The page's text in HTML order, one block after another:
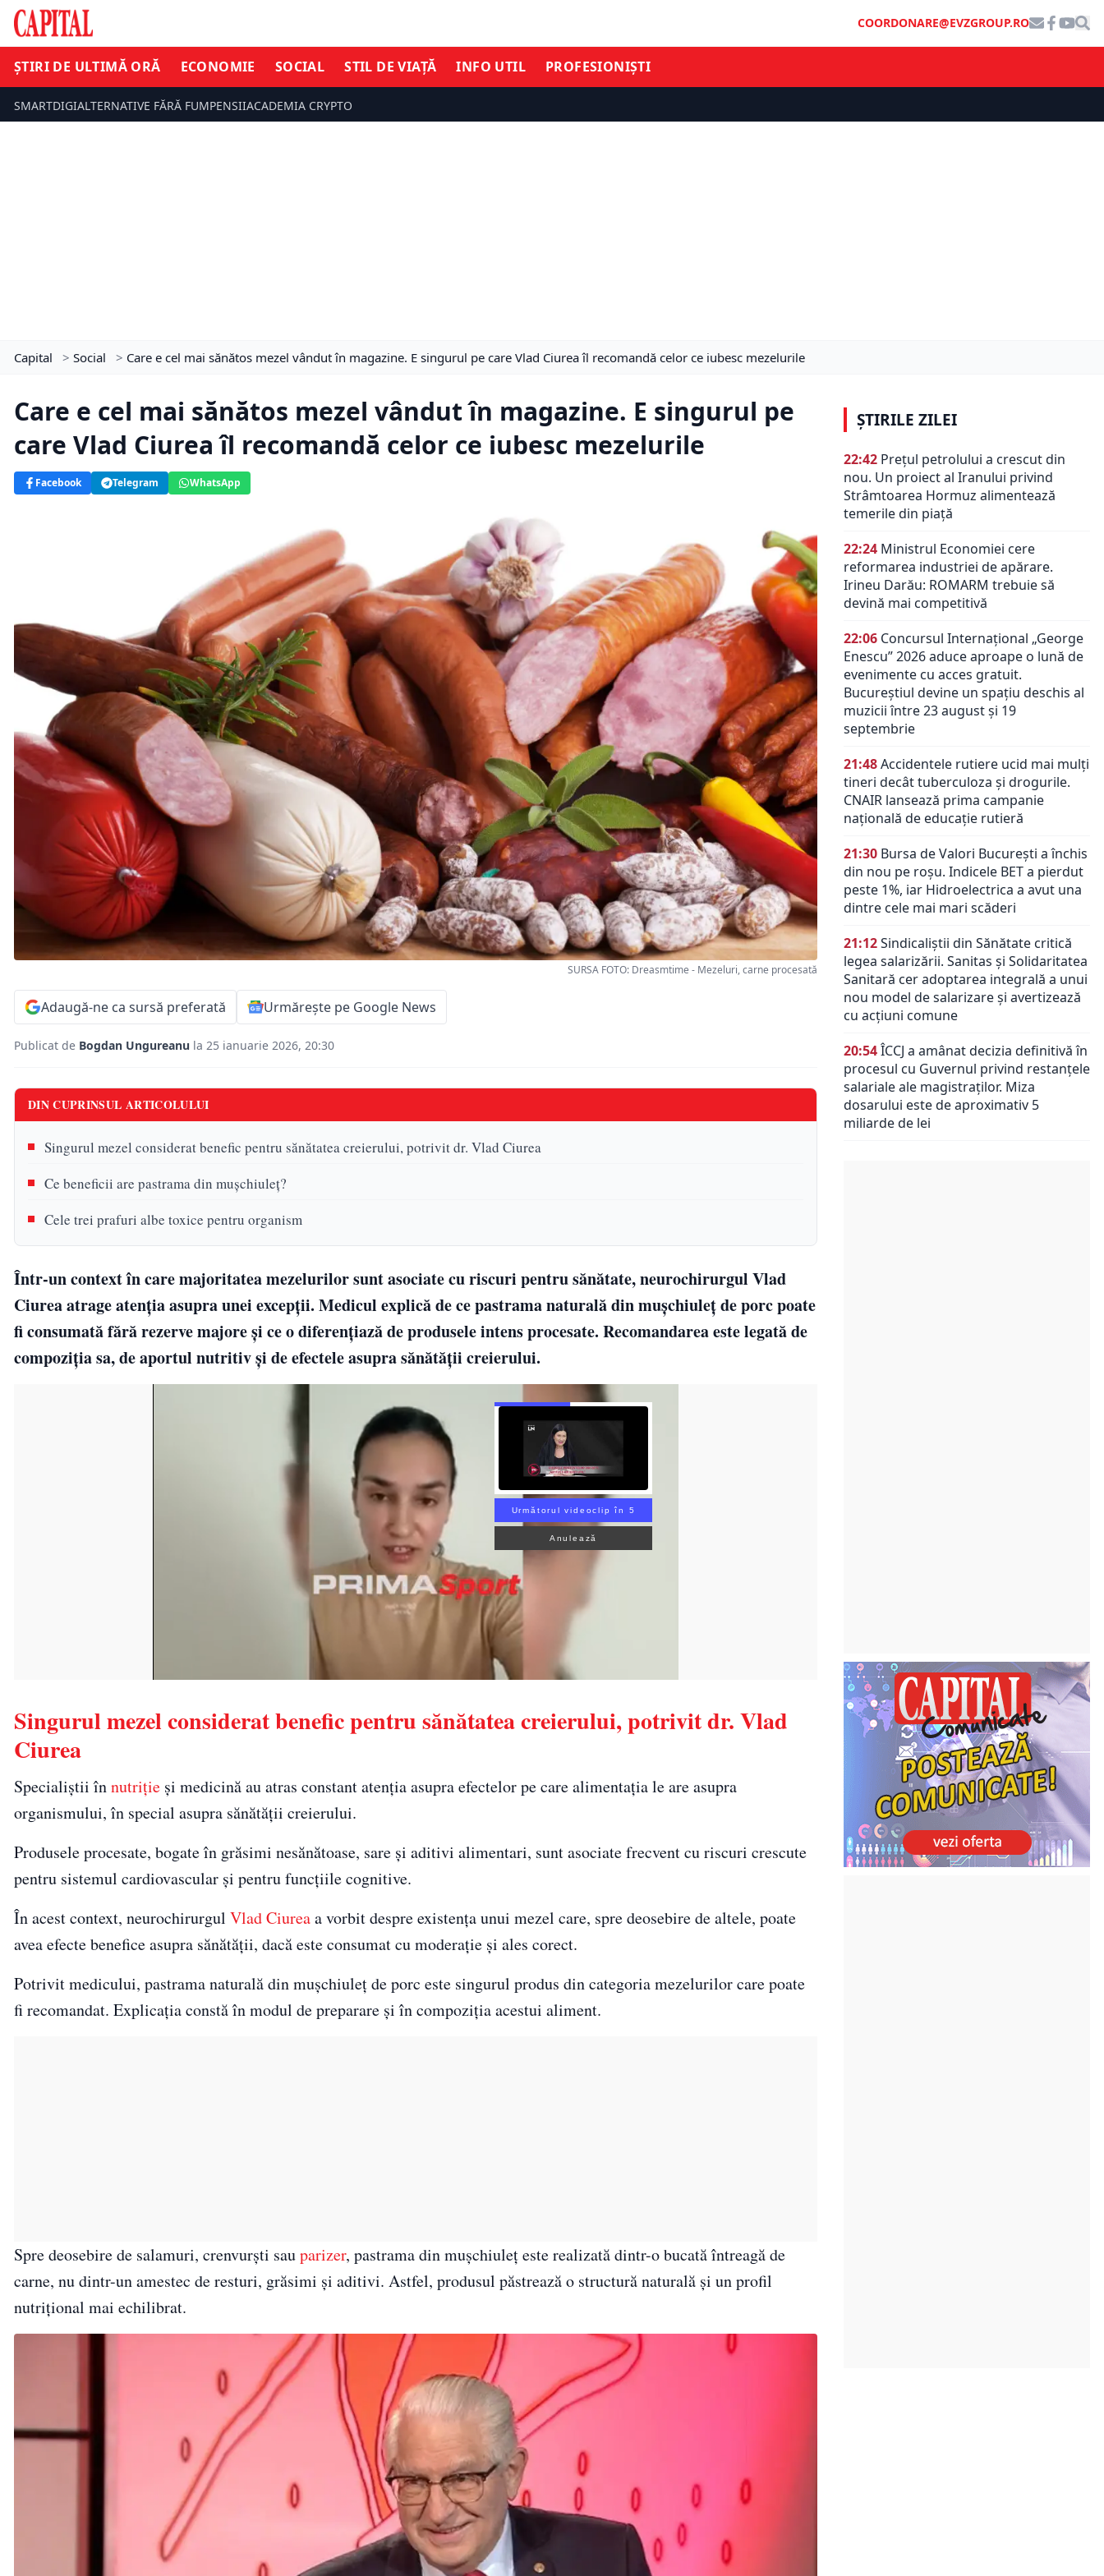
COORDONARE@EVZGROUP.RO
ȘTIRI DE ULTIMĂ ORĂ ECONOMIE SOCIAL STIL DE VIAȚĂ INFO UTIL PROFESIONIȘTI
SMARTDIGIALTERNATIVE FĂRĂ FUMPENSIIACADEMIA CRYPTO
Capital > Social > Care e cel mai sănătos mezel vândut în magazine. E singurul pe care Vlad Ciurea îl recomandă celor ce iubesc mezelurile
Care e cel mai sănătos mezel vândut în magazine. E singurul pe
care Vlad Ciurea îl recomandă celor ce iubesc mezelurile
Facebook Telegram WhatsApp
SURSA FOTO: Dreasmtime - Mezeluri, carne procesată
Adaugă-ne ca sursă preferată Urmărește pe Google News
Publicat de Bogdan Ungureanu la 25 ianuarie 2026, 20:30
DIN CUPRINSUL ARTICOLULUI
Singurul mezel considerat benefic pentru sănătatea creierului, potrivit dr. Vlad Ciurea
Ce beneficii are pastrama din mușchiuleț?
Cele trei prafuri albe toxice pentru organism
Într-un context în care majoritatea mezelurilor sunt asociate cu riscuri pentru sănătate, neurochirurgul Vlad
Ciurea atrage atenția asupra unei excepții. Medicul explică de ce pastrama naturală din mușchiuleț de porc poate
fi consumată fără rezerve majore și ce o diferențiază de produsele intens procesate. Recomandarea este legată de
compoziția sa, de aportul nutritiv și de efectele asupra sănătății creierului.
Următorul videoclip în 3
Anulează
Singurul mezel considerat benefic pentru sănătatea creierului, potrivit dr. Vlad
Ciurea
Specialiștii înnutriție și medicină au atras constant atenția asupra efectelor pe care alimentația le are asupra
organismului, în special asupra sănătății creierului.
Produsele procesate, bogate în grăsimi nesănătoase, sare și aditivi alimentari, sunt asociate frecvent cu riscuri crescute
pentru sistemul cardiovascular și pentru funcțiile cognitive.
În acest context, neurochirurgul Vlad Ciureaa vorbit despre existența unui mezel care, spre deosebire de altele, poate
avea efecte benefice asupra sănătății, dacă este consumat cu moderație și ales corect.
Potrivit medicului, pastrama naturală din mușchiuleț de porc este singurul produs din categoria mezelurilor care poate
fi recomandat. Explicația constă în modul de preparare și în compoziția acestui aliment.
Spre deosebire de salamuri, crenvurști sauparizer, pastrama din mușchiuleț este realizată dintr-o bucată întreagă de
carne, nu dintr-un amestec de resturi, grăsimi și aditivi. Astfel, produsul păstrează o structură naturală și un profil
nutrițional mai echilibrat.
ȘTIRILE ZILEI
22:42 Prețul petrolului a crescut din
nou. Un proiect al Iranului privind
Strâmtoarea Hormuz alimentează
temerile din piață
22:24 Ministrul Economiei cere
reformarea industriei de apărare.
Irineu Darău: ROMARM trebuie să
devină mai competitivă
22:06 Concursul Internațional „George
Enescu” 2026 aduce aproape o lună de
evenimente cu acces gratuit.
Bucureștiul devine un spațiu deschis al
muzicii între 23 august și 19
septembrie
21:48Accidentele rutiere ucid mai mulți
tineri decât tuberculoza și drogurile.
CNAIR lansează prima campanie
națională de educație rutieră
21:30 Bursa de Valori București a închis
din nou pe roșu. Indicele BET a pierdut
peste 1%, iar Hidroelectrica a avut una
dintre cele mai mari scăderi
21:12Sindicaliștii din Sănătate critică
legea salarizării. Sanitas și Solidaritatea
Sanitară cer adoptarea integrală a unui
nou model de salarizare și avertizează
cu acțiuni comune
20:54ÎCCJ a amânat decizia definitivă în
procesul cu Guvernul privind restanțele
salariale ale magistraților. Miza
dosarului este de aproximativ 5
miliarde de lei